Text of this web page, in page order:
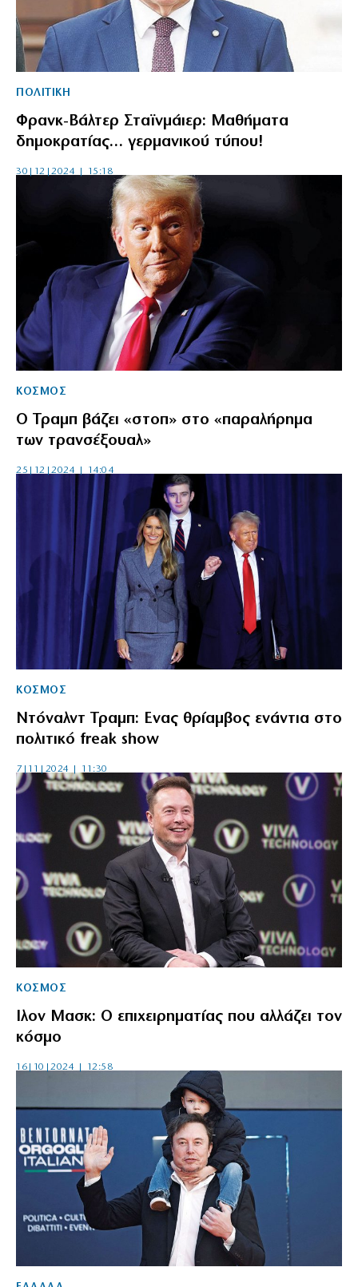
ΠΟΛΙΤΙΚΗ
Φρανκ-Βάλτερ Σταϊνμάιερ: Μαθήματα
δημοκρατίας… γερμανικού τύπου!
30|12|2024 | 15:18
ΚΟΣΜΟΣ
Ο Τραμπ βάζει «στοπ» στο «παραλήρημα
των τρανσέξουαλ»
25|12|2024 | 14:04
ΚΟΣΜΟΣ
Ντόναλντ Τραμπ: Ενας θρίαμβος ενάντια στο
πολιτικό freak show
7|11|2024 | 11:30
ΚΟΣΜΟΣ
Iλον Μασκ: Ο επιχειρηματίας που αλλάζει τον
κόσμο
16|10|2024 | 12:58